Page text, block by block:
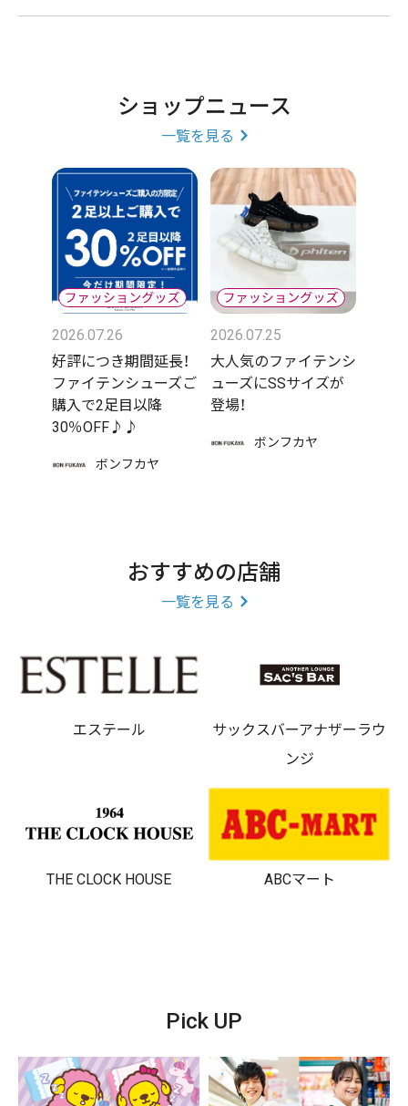
ショップニュース
一覧を見る
2026.07.26
好評につき期間延長！
ファイテンシューズご
購入で2足目以降
30％OFF♪♪
ボンフカヤ
2026.07.25
大人気のファイテンシ
ューズにSSサイズが
登場！
ボンフカヤ
おすすめの店舗
一覧を見る
エステール
サックスバーアナザーラウ
ンジ
THE CLOCK HOUSE ABCマート
Pick UP